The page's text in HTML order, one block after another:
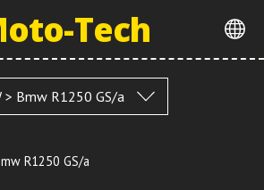
Tech
> Bmw R1250 GS/a
R1250 GS/a